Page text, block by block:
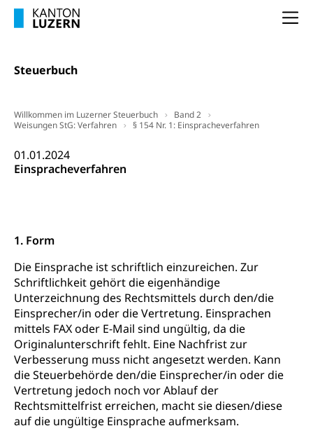
Steuerbuch
Willkommen im Luzerner Steuerbuch
Band 2
Weisungen StG: Verfahren
§ 154 Nr. 1: Einspracheverfahren
01.01.2024
Einspracheverfahren
1. Form
Die Einsprache ist schriftlich einzureichen. Zur
Schriftlichkeit gehört die eigenhändige
Unterzeichnung des Rechtsmittels durch den/die
Einsprecher/in oder die Vertretung. Einsprachen
mittels FAX oder E-Mail sind ungültig, da die
Originalunterschrift fehlt. Eine Nachfrist zur
Verbesserung muss nicht angesetzt werden. Kann
die Steuerbehörde den/die Einsprecher/in oder die
Vertretung jedoch noch vor Ablauf der
Rechtsmittelfrist erreichen, macht sie diesen/diese
auf die ungültige Einsprache aufmerksam.
Waffenerwerbsschein, Waffenschein, Waffenbüro,
Waffentragen, Selbstverteidigung
Militärdienst
Bundesamt für Zivildienst ZIVI
Erwerbsausfallentschädigung (WAS Luzern)
Zivilschutz
Schutzdienstpflicht, Schutzraum,
Gleichstellung von Frau und Mann
Diskriminierung, Gleichstellungsbüro, Mobbing
Gleichstellung aller Geschlechter und
Lebensformen
Gleichstellung Menschen mit
Behinderungen
Schlichtungsbehörde Gleichstellung
Zivilverfahren
Zivilrecht, Zivilrechtspflege, Gerichtsverfahren
Bezirksgerichte: Aufgaben und Verfahren
Kosten im Zivilprozess
Betreibung und Konkurs
Bankrott, Schulden, Zahlungsunfähigkeit, Pfändung
Schulden (gruezi.lu.ch)
Betreibungsämter
Demokratie
Regierungsform, Stimm- und Wahlrecht,